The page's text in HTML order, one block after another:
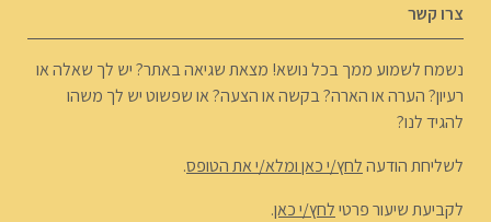
צרו קשר
נשמח לשמוע ממך בכל נושא! מצאת שגיאה באתר? יש לך שאלה או
רעיון? הערה או הארה? בקשה או הצעה? או שפשוט יש לך משהו
להגיד לנו?
לשליחת הודעהלחץ/י כאן ומלא/י את הטופס.
לקביעת שיעור פרטילחץ/י כאן.